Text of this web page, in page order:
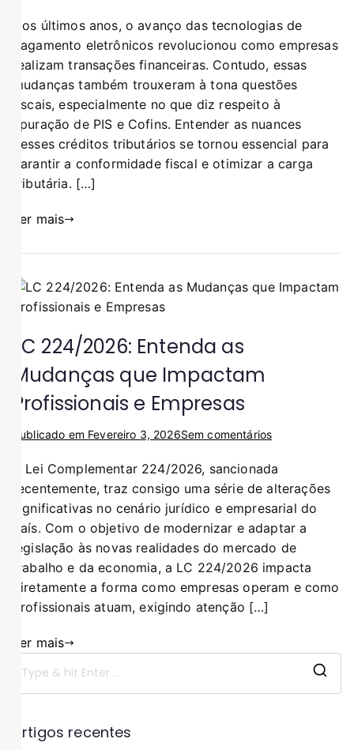
Nos últimos anos, o avanço das tecnologias de
pagamento eletrônicos revolucionou como empresas
realizam transações financeiras. Contudo, essas
mudanças também trouxeram à tona questões
fiscais, especialmente no que diz respeito à
apuração de PIS e Cofins. Entender as nuances
desses créditos tributários se tornou essencial para
garantir a conformidade fiscal e otimizar a carga
tributária. […]
Ler mais
LC 224/2026: Entenda as
Mudanças que Impactam
Profissionais e Empresas
Publicado em Fevereiro 3, 2026Sem comentários
A Lei Complementar 224/2026, sancionada
recentemente, traz consigo uma série de alterações
significativas no cenário jurídico e empresarial do
país. Com o objetivo de modernizar e adaptar a
legislação às novas realidades do mercado de
trabalho e da economia, a LC 224/2026 impacta
diretamente a forma como empresas operam e como
profissionais atuam, exigindo atenção […]
Ler mais
Artigos recentes